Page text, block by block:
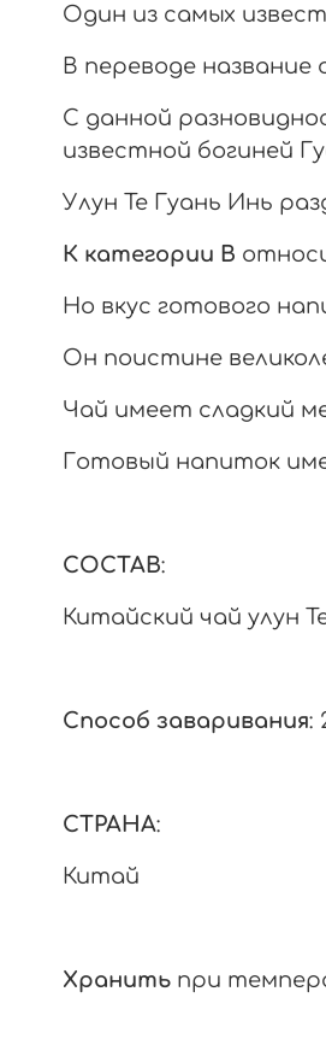
Один из самых
В переводе
С данной
известной богиней
Улун Те Гуань Инь
К категории В
Но вкус готового
Он поистине
Чай имеет сладкий
Готовый напиток
СОСТАВ:
Китайский чай улун
Способ заваривания:
СТРАНА:
Китай
Хранить при